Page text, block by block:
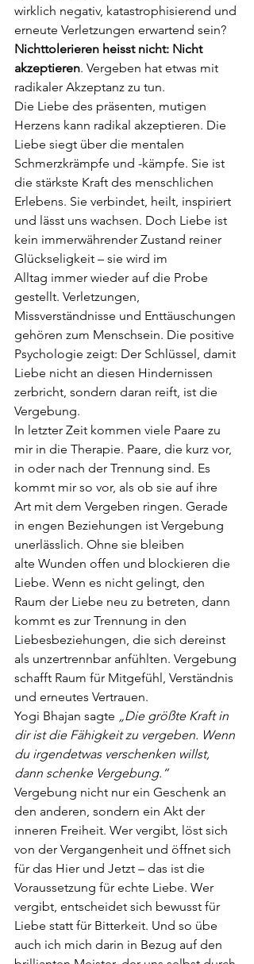
wirklich negativ, katastrophisierend und
erneute Verletzungen erwartend sein?
Nichttolerieren heisst nicht: Nicht
akzeptieren. Vergeben hat etwas mit
radikaler Akzeptanz zu tun.
Die Liebe des präsenten, mutigen
Herzens kann radikal akzeptieren. Die
Liebe siegt über die mentalen
Schmerzkrämpfe und -kämpfe. Sie ist
die stärkste Kraft des menschlichen
Erlebens. Sie verbindet, heilt, inspiriert
und lässt uns wachsen. Doch Liebe ist
kein immerwährender Zustand reiner
Glückseligkeit – sie wird im
Alltag immer wieder auf die Probe
gestellt. Verletzungen,
Missverständnisse und Enttäuschungen
gehören zum Menschsein. Die positive
Psychologie zeigt: Der Schlüssel, damit
Liebe nicht an diesen Hindernissen
zerbricht, sondern daran reift, ist die
Vergebung.
In letzter Zeit kommen viele Paare zu
mir in die Therapie. Paare, die kurz vor,
in oder nach der Trennung sind. Es
kommt mir so vor, als ob sie auf ihre
Art mit dem Vergeben ringen. Gerade
in engen Beziehungen ist Vergebung
unerlässlich. Ohne sie bleiben
alte Wunden offen und blockieren die
Liebe. Wenn es nicht gelingt, den
Raum der Liebe neu zu betreten, dann
kommt es zur Trennung in den
Liebesbeziehungen, die sich dereinst
als unzertrennbar anfühlten. Vergebung
schafft Raum für Mitgefühl, Verständnis
und erneutes Vertrauen.
Yogi Bhajan sagte „Die größte Kraft in
dir ist die Fähigkeit zu vergeben. Wenn
du irgendetwas verschenken willst,
dann schenke Vergebung.“
Vergebung nicht nur ein Geschenk an
den anderen, sondern ein Akt der
inneren Freiheit. Wer vergibt, löst sich
von der Vergangenheit und öffnet sich
für das Hier und Jetzt – das ist die
Voraussetzung für echte Liebe. Wer
vergibt, entscheidet sich bewusst für
Liebe statt für Bitterkeit. Und so übe
auch ich mich darin in Bezug auf den